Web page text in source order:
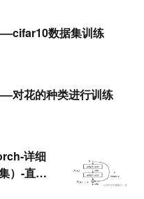
数据集训练
对花的种类进行训练
详细
）-直接
代码